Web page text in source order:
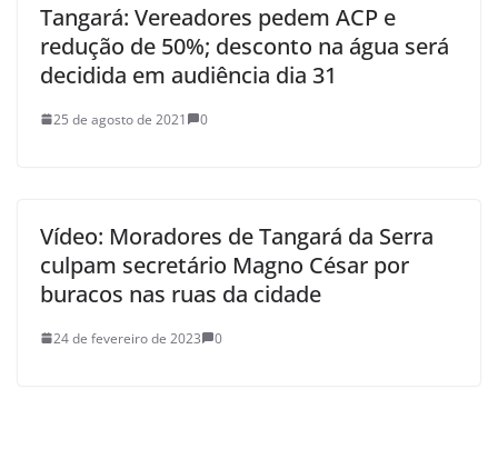
Tangará: Vereadores pedem ACP e
redução de 50%; desconto na água será
decidida em audiência dia 31
25 de agosto de 2021 0
Vídeo: Moradores de Tangará da Serra
culpam secretário Magno César por
buracos nas ruas da cidade
24 de fevereiro de 2023 0